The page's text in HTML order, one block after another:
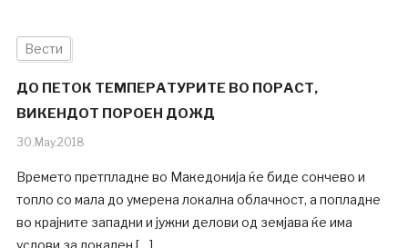
Вести
ДО ПЕТОК ТЕМПЕРАТУРИТЕ ВО ПОРАСТ,
ВИКЕНДОТ ПОРОЕН ДОЖД
30.May.2018
Времето претпладне во Македонија ќе биде сончево и
топло со мала до умерена локална облачност, а попладне
во крајните западни и јужни делови од земјава ќе има